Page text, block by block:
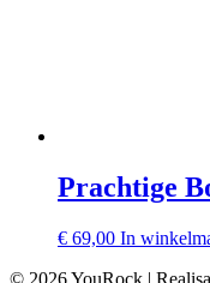
Prachtige
€ 69,00 In
© 2026 YouRock |